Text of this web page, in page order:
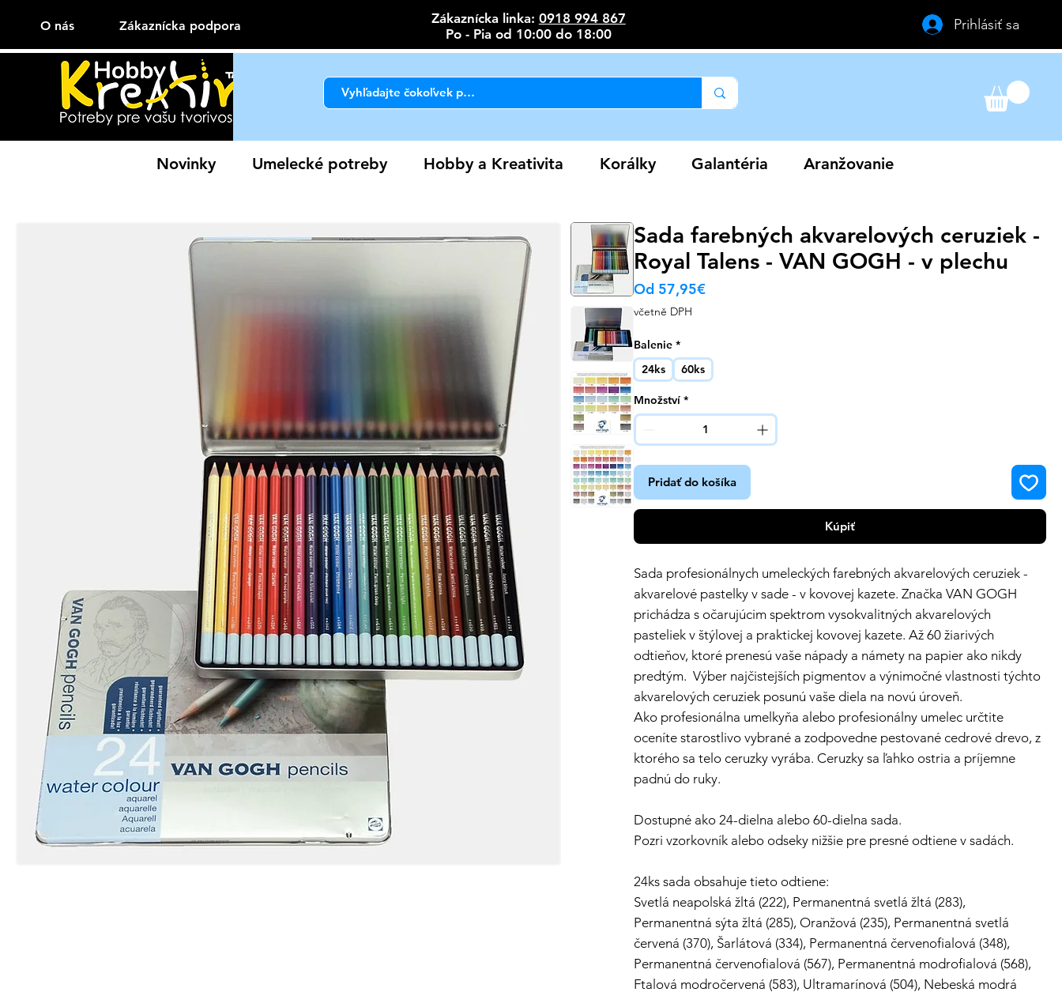
O nás Zákaznícka podpora Zákaznícka linka: 0918 994 867
Po - Pia od 10:00 do 18:00
Prihlásiť sa
Novinky Umelecké potreby Hobby a Kreativita Korálky Galantéria Aranžovanie
Sada farebných akvarelových ceruziek -
Royal Talens - VAN GOGH - v plechu
Od 57,95€Zvýhodněná
včetně DPH
Balenie *
24ks
60ks
Množství *
Pridať do košíka
Kúpiť
Sada profesionálnych umeleckých farebných akvarelových ceruziek -
akvarelové pastelky v sade - v kovovej kazete. Značka VAN GOGH
prichádza s očarujúcim spektrom vysokvalitných akvarelových
pasteliek v štýlovej a praktickej kovovej kazete. Až 60 žiarivých
odtieňov, ktoré prenesú vaše nápady a námety na papier ako nikdy
predtým. Výber najčistejších pigmentov a výnimočné vlastnosti týchto
akvarelových ceruziek posunú vaše diela na novú úroveň.
Ako profesionálna umelkyňa alebo profesionálny umelec určtite
oceníte starostlivo vybrané a zodpovedne pestované cedrové drevo, z
ktorého sa telo ceruzky vyrába. Ceruzky sa ľahko ostria a príjemne
padnú do ruky.
Dostupné ako 24-dielna alebo 60-dielna sada.
Pozri vzorkovník alebo odseky nižšie pre presné odtiene v sadách.
24ks sada obsahuje tieto odtiene:
Svetlá neapolská žltá (222), Permanentná svetlá žltá (283),
Permanentná sýta žltá (285), Oranžová (235), Permanentná svetlá
červená (370), Šarlátová (334), Permanentná červenofialová (348),
Permanentná červenofialová (567), Permanentná modrofialová (568),
Ftalová modročervená (583), Ultramarínová (504), Nebeská modrá